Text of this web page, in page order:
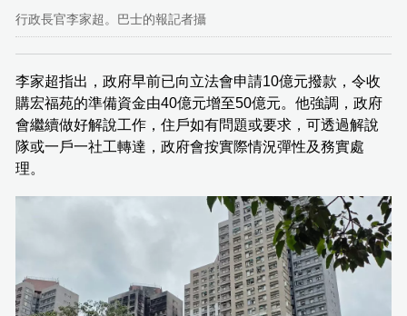
行政長官李家超。巴士的報記者攝
李家超指出，政府早前已向立法會申請10億元撥款，令收
購宏福苑的準備資金由40億元增至50億元。他強調，政府
會繼續做好解說工作，住戶如有問題或要求，可透過解說
隊或一戶一社工轉達，政府會按實際情況彈性及務實處
理。